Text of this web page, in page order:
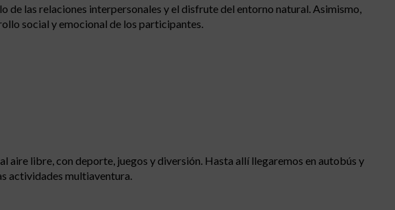
las relaciones interpersonales y el disfrute del entorno natural. Asimismo,
social y emocional de los participantes.
aire libre, con deporte, juegos y diversión. Hasta allí llegaremos en autobús y
actividades multiaventura.